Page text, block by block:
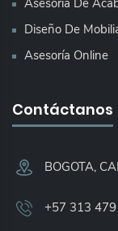
Asesoría De
Diseño De
Asesoría Online
Contáctanos
BOGOTA,
+57 313